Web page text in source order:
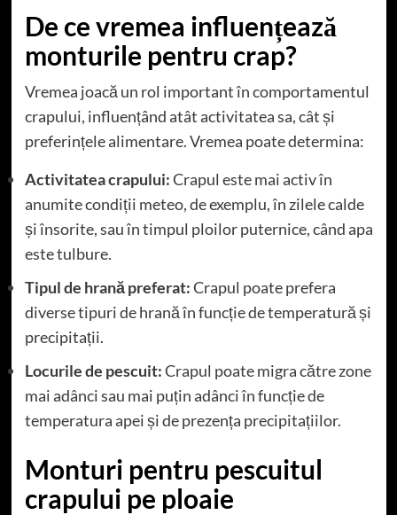
De ce vremea influențează
monturile pentru crap?
Vremea joacă un rol important în comportamentul
crapului, influențând atât activitatea sa, cât și
preferințele alimentare. Vremea poate determina:
Activitatea crapului:Crapul este mai activ în
anumite condiții meteo, de exemplu, în zilele calde
și însorite, sau în timpul ploilor puternice, când apa
este tulbure.
Tipul de hrană preferat:Crapul poate prefera
diverse tipuri de hrană în funcție de temperatură și
precipitații.
Locurile de pescuit:Crapul poate migra către zone
mai adânci sau mai puțin adânci în funcție de
temperatura apei și de prezența precipitațiilor.
Monturi pentru pescuitul
crapului pe ploaie